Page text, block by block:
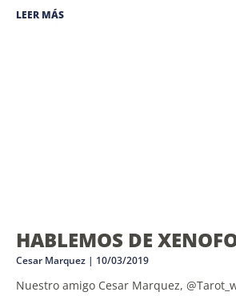
LEER MÁS
HABLEMOS DE
Cesar Marquez 10/03/2019
Nuestro amigo Cesar Marquez,